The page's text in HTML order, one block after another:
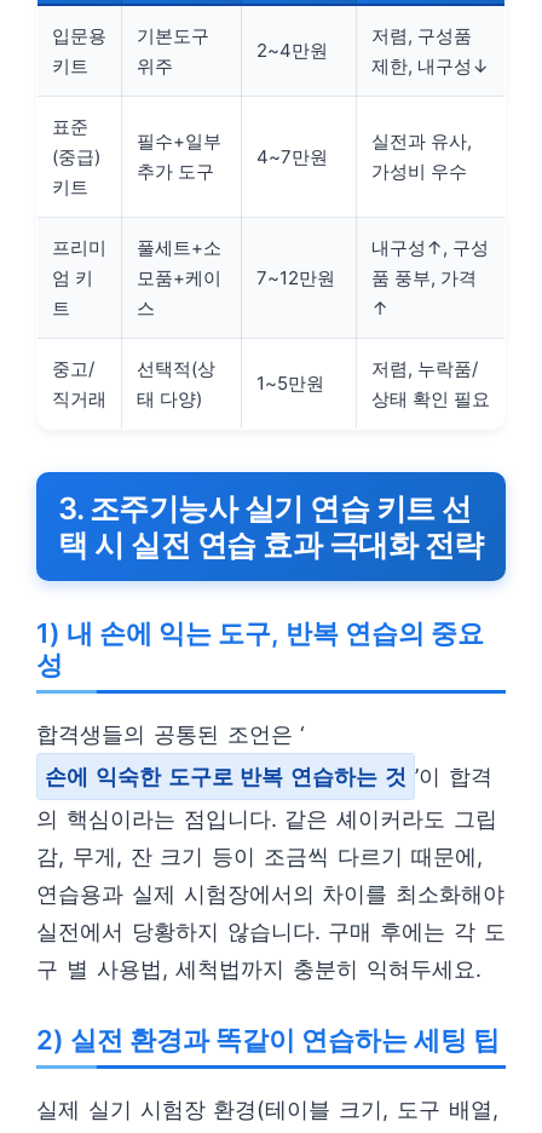
입문용
키트
기본도구
위주
2~4만원
저렴, 구성품
제한, 내구성↓
표준
(중급)
키트
필수+일부
추가 도구
4~7만원
실전과 유사,
가성비 우수
프리미
엄 키
트
풀세트+소
모품+케이
스
7~12만원
내구성↑, 구성
품 풍부, 가격
↑
중고/
직거래
선택적(상
태 다양)
1~5만원
저렴, 누락품/
상태 확인 필요
3. 조주기능사 실기 연습 키트 선
택 시 실전 연습 효과 극대화 전략
1) 내 손에 익는 도구, 반복 연습의 중요
성
합격생들의 공통된 조언은 ‘
손에 익숙한 도구로 반복 연습하는 것 ’이 합격
의 핵심이라는 점입니다. 같은 셰이커라도 그립
감, 무게, 잔 크기 등이 조금씩 다르기 때문에,
연습용과 실제 시험장에서의 차이를 최소화해야
실전에서 당황하지 않습니다. 구매 후에는 각 도
구 별 사용법, 세척법까지 충분히 익혀두세요.
2) 실전 환경과 똑같이 연습하는 세팅 팁
실제 실기 시험장 환경(테이블 크기, 도구 배열,